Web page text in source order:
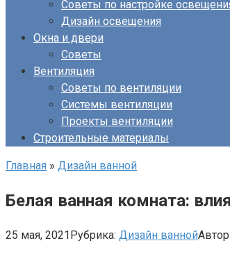
Советы по настройке
Дизайн освещения
Окна и двери
Советы
Вентиляция
Советы по вентиляции
Системы вентиляции
Проекты вентиляции
Строительные материалы
Главная » Дизайн ванной
Белая ванная комната:
25 мая, 2021Рубрика: Дизайн ваннойАвтор: